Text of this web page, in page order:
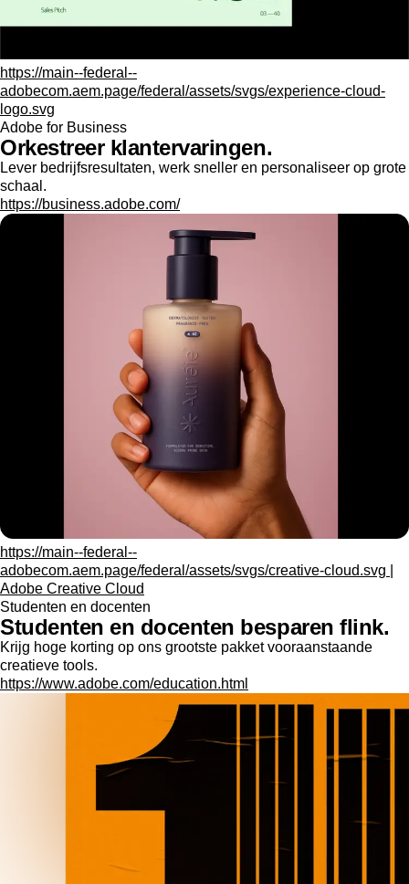
https://main--federal--
adobecom.aem.page/federal/assets/svgs/experience-cloud-
logo.svg
Adobe for Business
Orkestreer klantervaringen.
Lever bedrijfsresultaten, werk sneller en personaliseer op grote
schaal.
https://business.adobe.com/
https://main--federal--
adobecom.aem.page/federal/assets/svgs/creative-cloud.svg |
Adobe Creative Cloud
Studenten en docenten
Studenten en docenten besparen flink.
Krijg hoge korting op ons grootste pakket vooraanstaande
creatieve tools.
https://www.adobe.com/education.html